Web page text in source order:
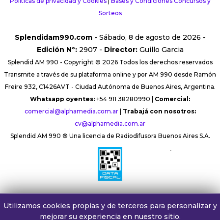
Sorteos
Splendidam990.com- Sábado, 8 de agosto de 2026 -
Edición Nº:2907 - Director:Guillo Garcia
Splendid AM 990 - Copyright © 2026 Todos los derechos reservados
Transmite a través de su plataforma online y por AM 990 desde Ramón
Freire 932, C1426AVT - Ciudad Autónoma de Buenos Aires, Argentina.
Whatsapp oyentes: +54 911 38280990 | Comercial:
comercial@alphamedia.com.ar| Trabajá con nosotros:
cv@alphamedia.com.ar
Splendid AM 990 ® Una licencia de Radiodifusora Buenos Aires S.A.
´
Utilizamos cookies propias y de terceros para personalizar y
mejorar su experiencia en nuestro sitio.